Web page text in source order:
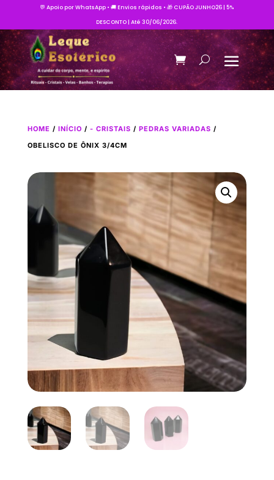
💬 Apoio por WhatsApp • 🚚 Envios rápidos • 🎁 CUPÃO JUNHO26 | 5%
DESCONTO | Até 30/06/2026.
HOME / INÍCIO / - CRISTAIS / PEDRAS VARIADAS /
OBELISCO DE ÔNIX 3/4CM